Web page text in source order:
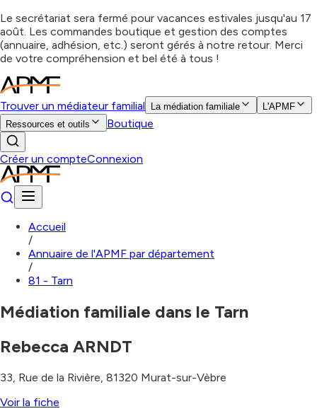
Le secrétariat sera fermé pour vacances estivales jusqu'au 17
août. Les commandes boutique et gestion des comptes
(annuaire, adhésion, etc.) seront gérés à notre retour. Merci
de votre compréhension et bel été à tous !
Trouver un médiateur familial La médiation familiale
L'APMF
Ressources et outils
Boutique
Créer un compteConnexion
Accueil
/
Annuaire de l'APMF par département
/
81 - Tarn
Médiation familiale dans le Tarn
Rebecca ARNDT
33, Rue de la Rivière 81320 Murat-sur-Vèbre
Voir la fiche